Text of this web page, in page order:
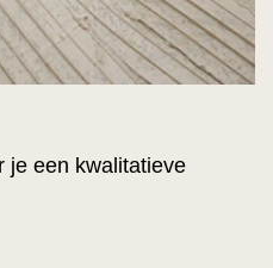
je een kwalitatieve